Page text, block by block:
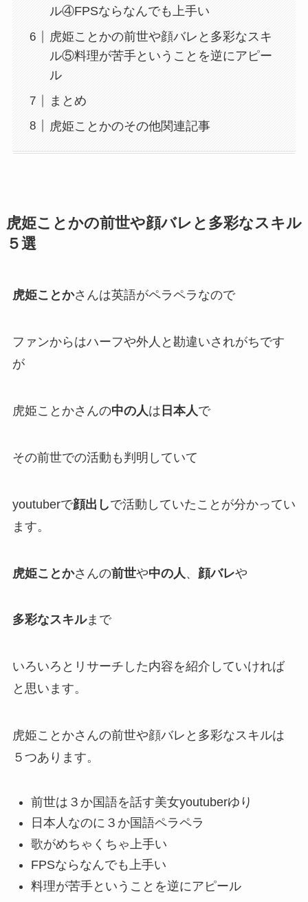
ル④FPSならなんでも上手い
虎姫ことかの前世や顔バレと多彩なスキ
ル⑤料理が苦手ということを逆にアピー
ル
まとめ
虎姫ことかのその他関連記事
虎姫ことかの前世や顔バレと多彩なスキル
５選
虎姫ことかさんは英語がペラペラ なので
ファンからはハーフや外人と勘違いされがちです
が
虎姫ことかさんの中の人は 日本人で
その前世での活動も判明 していて
youtuberで顔出しで活動していたことが分かってい
ます。
虎姫ことかさんの前世や中の人 、 顔バレや
多彩なスキルまで
いろいろとリサーチした内容を紹介していければ
と思います。
虎姫ことかさんの前世や顔バレと多彩なスキルは
５つあります。
前世は３か国語を話す美女youtuberゆり
日本人なのに３か国語ペラペラ
歌がめちゃくちゃ上手い
FPSならなんでも上手い
料理が苦手ということを逆にアピール